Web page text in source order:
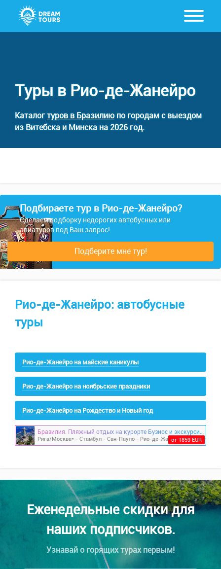
Туры в Рио-де-Жанейро
Каталогтуров в Бразилию по городам с выездом
из Витебска и Минска на 2026 год.
Подбираете тур в Рио-де-Жанейро?
Сделаем подборку недорогих автобусных или
авиатуров под Ваш запрос!
Подберите мне тур!
Рио-де-Жанейро: автобусные
туры
Рио-де-Жанейро на майские каникулы
Рио-де-Жанейро на ноябрьские праздники
Рио-де-Жанейро на Рождество и Новый год
от 1859 EUR
Еженедельные скидки для
наших подписчиков.
Узнавай о горящих турах первым!